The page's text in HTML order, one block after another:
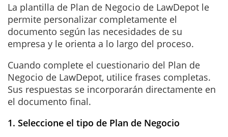
La plantilla de Plan de Negocio de LawDepot le
permite personalizar completamente el
documento según las necesidades de su
empresa y le orienta a lo largo del proceso.
Cuando complete el cuestionario del Plan de
Negocio de LawDepot, utilice frases completas.
Sus respuestas se incorporarán directamente en
el documento final.
1. Seleccione el tipo de Plan de Negocio